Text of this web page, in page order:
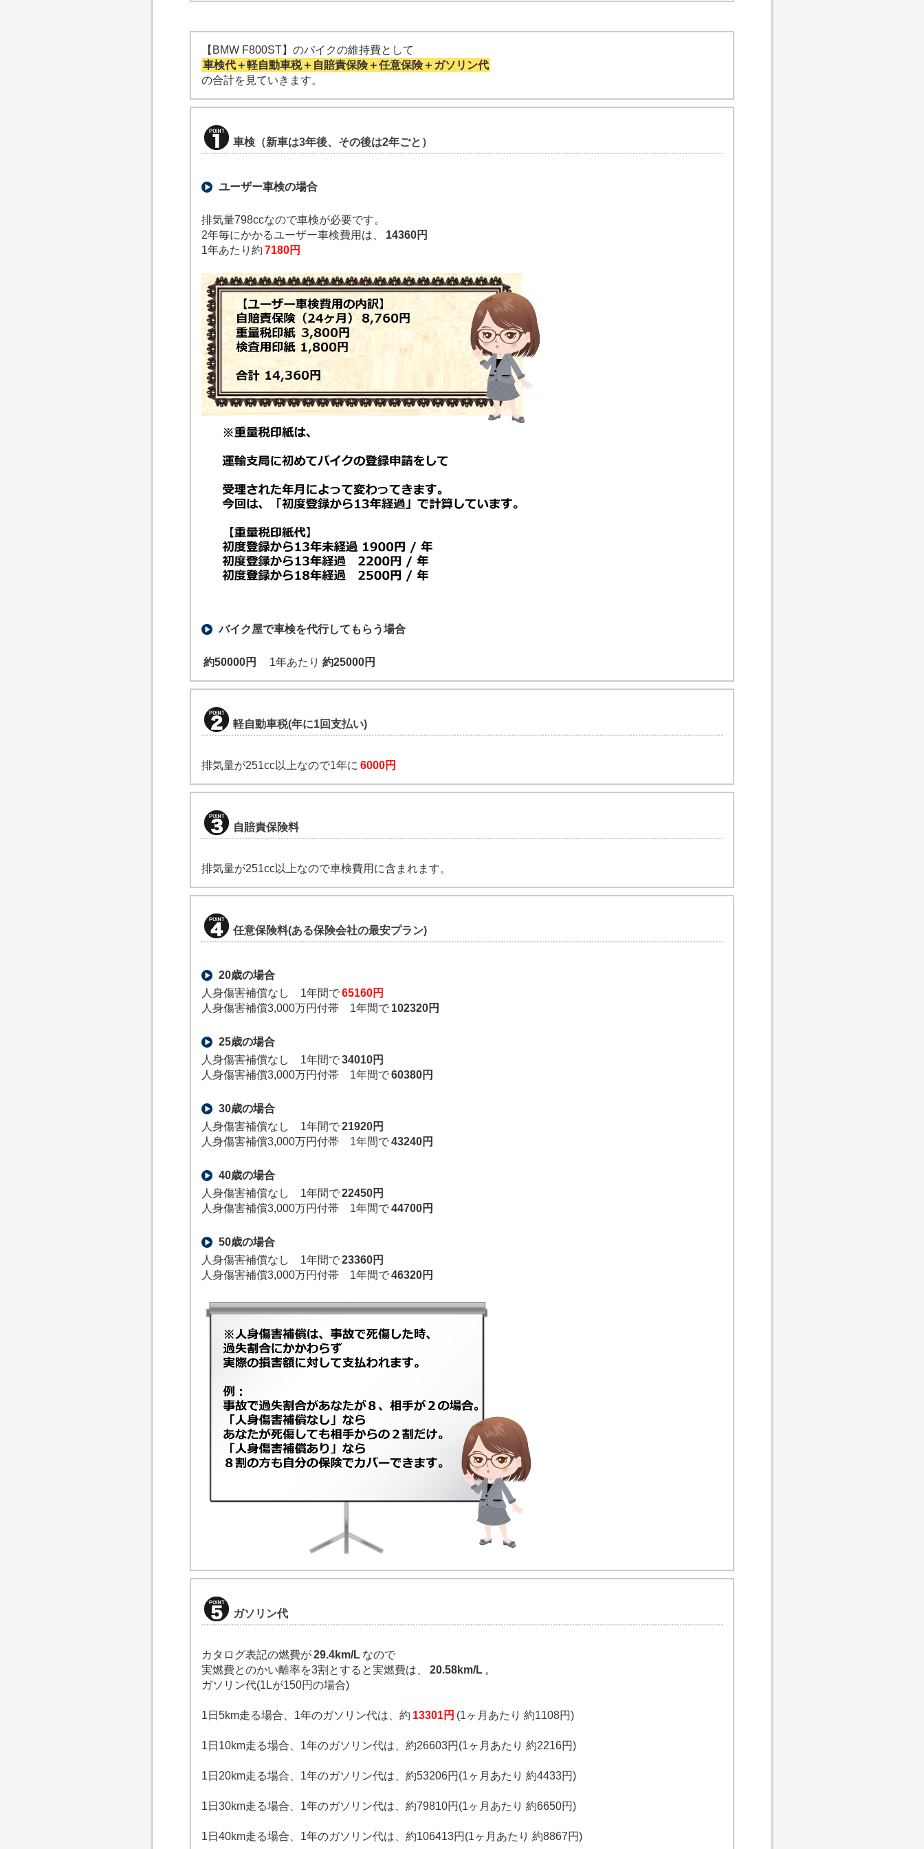
【BMW F800ST】のバイクの維持費として
車検代＋軽自動車税＋自賠責保険＋任意保険＋ガソリン代
の合計を見ていきます。
車検（新車は3年後、その後は2年ごと）
ユーザー車検の場合
排気量798ccなので車検が必要です。
2年毎にかかるユーザー車検費用は、
14360円
1年あたり約 7180円
バイク屋で車検を代行してもらう場合
約50000円 1年あたり 約25000円
軽自動車税(年に1回支払い)
排気量が251cc以上なので1年に 6000円
自賠責保険料
排気量が251cc以上なので車検費用に含まれます。
任意保険料(ある保険会社の最安プラン)
20歳の場合
人身傷害補償なし 1年間で65160円
人身傷害補償3,000万円付帯 1年間で 102320円
25歳の場合
人身傷害補償なし 1年間で34010円
人身傷害補償3,000万円付帯 1年間で60380円
30歳の場合
人身傷害補償なし 1年間で21920円
人身傷害補償3,000万円付帯 1年間で43240円
40歳の場合
人身傷害補償なし 1年間で22450円
人身傷害補償3,000万円付帯 1年間で44700円
50歳の場合
人身傷害補償なし 1年間で23360円
人身傷害補償3,000万円付帯 1年間で46320円
ガソリン代
カタログ表記の燃費が29.4km/L なので
実燃費とのかい離率を3割とすると実燃費は、
20.58km/L 。
ガソリン代(1Lが150円の場合)
1日5km走る場合、1年のガソリン代は、約 13301円 (1ヶ月あたり 約1108円)
1日10km走る場合、1年のガソリン代は、約26603円(1ヶ月あたり 約2216円)
1日20km走る場合、1年のガソリン代は、約53206円(1ヶ月あたり 約4433円)
1日30km走る場合、1年のガソリン代は、約79810円(1ヶ月あたり 約6650円)
1日40km走る場合、1年のガソリン代は、約106413円(1ヶ月あたり 約8867円)